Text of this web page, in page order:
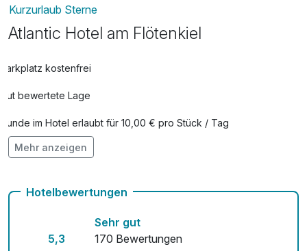
Kurzurlaub Sterne
Atlantic Hotel am Flötenkiel
Parkplatz kostenfrei
Gut bewertete Lage
Hunde im Hotel erlaubt für 10,00 € pro Stück / Tag
Fahrradverleih
Mehr anzeigen
Hotelbewertungen
5,3
Sehr gut
170 Bewertungen